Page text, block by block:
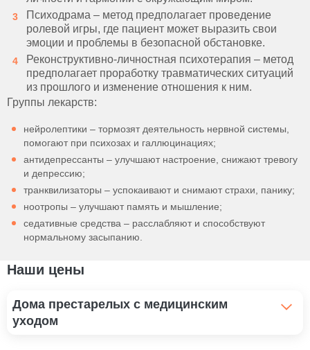
Психодрама – метод предполагает проведение
ролевой игры, где пациент может выразить свои
эмоции и проблемы в безопасной обстановке.
Реконструктивно-личностная психотерапия – метод
предполагает проработку травматических ситуаций
из прошлого и изменение отношения к ним.
Группы лекарств:
нейролептики – тормозят деятельность нервной системы,
помогают при психозах и галлюцинациях;
антидепрессанты – улучшают настроение, снижают тревогу
и депрессию;
транквилизаторы – успокаивают и снимают страхи, панику;
ноотропы – улучшают память и мышление;
седативные средства – расслабляют и способствуют
нормальному засыпанию.
Наши цены
Дома престарелых с медицинским
уходом